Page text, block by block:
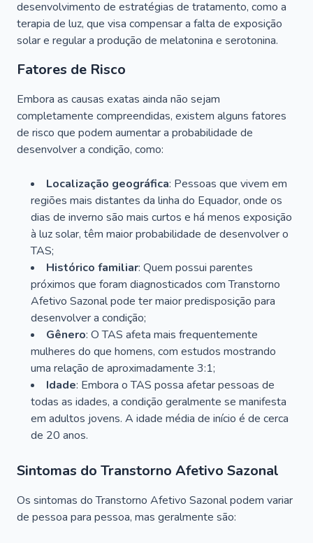
desenvolvimento de estratégias de tratamento, como a
terapia de luz, que visa compensar a falta de exposição
solar e regular a produção de melatonina e serotonina.
Fatores de Risco
Embora as causas exatas ainda não sejam
completamente compreendidas, existem alguns fatores
de risco que podem aumentar a probabilidade de
desenvolver a condição, como:
Localização geográfica: Pessoas que vivem em
regiões mais distantes da linha do Equador, onde os
dias de inverno são mais curtos e há menos exposição
à luz solar, têm maior probabilidade de desenvolver o
TAS;
Histórico familiar: Quem possui parentes
próximos que foram diagnosticados com Transtorno
Afetivo Sazonal pode ter maior predisposição para
desenvolver a condição;
Gênero: O TAS afeta mais frequentemente
mulheres do que homens, com estudos mostrando
uma relação de aproximadamente 3:1;
Idade: Embora o TAS possa afetar pessoas de
todas as idades, a condição geralmente se manifesta
em adultos jovens. A idade média de início é de cerca
de 20 anos.
Sintomas do Transtorno Afetivo Sazonal
Os sintomas do Transtorno Afetivo Sazonal podem variar
de pessoa para pessoa, mas geralmente são: